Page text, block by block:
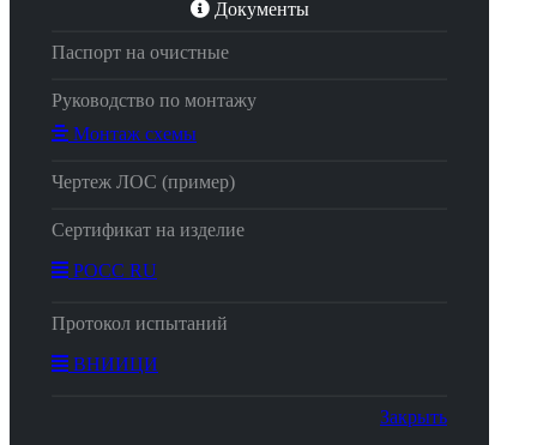
Документы
Паспорт на очистные
Руководство по монтажу
Монтаж схемы
Чертеж ЛОС (пример)
Сертификат на изделие
РОСС RU
Протокол испытаний
ВНИИЦИ
Закрыть